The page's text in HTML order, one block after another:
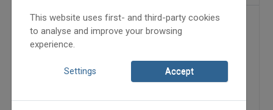
A néptánckutatás új
Magyarországon
This website uses first- and third-party cookies
to analyse and improve your browsing
experience.
Settings Accept